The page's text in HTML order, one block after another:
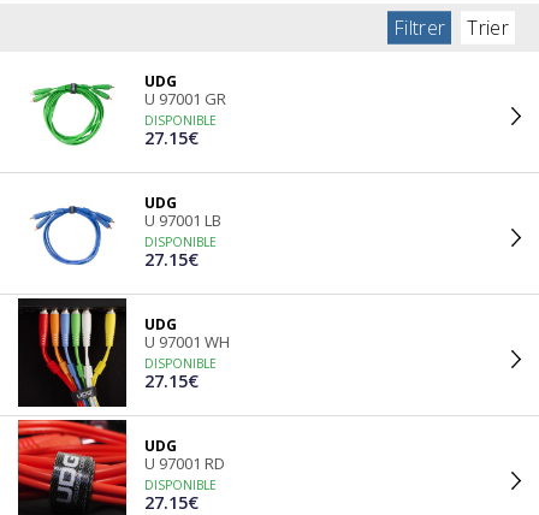
Filtrer Trier
UDG
U 97001 GR
DISPONIBLE
27.15€
UDG
U 97001 LB
DISPONIBLE
27.15€
UDG
U 97001 WH
DISPONIBLE
27.15€
UDG
U 97001 RD
DISPONIBLE
27.15€